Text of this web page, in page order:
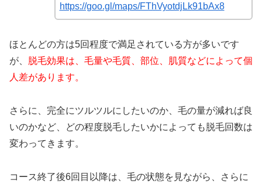
https://goo.gl/maps/FThVyotdjLk91bAx8
ほとんどの方は5回程度で満足されている方が多いです
が、 脱毛効果は、毛量や毛質、部位、肌質などによって個
人差があります。
さらに、完全にツルツルにしたいのか、毛の量が減れば良
いのかなど、どの程度脱毛したいかによっても脱毛回数は
変わってきます。
コース終了後6回目以降は、毛の状態を見ながら、さらに